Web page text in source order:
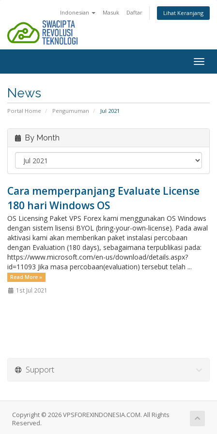
Indonesian Masuk Daftar Lihat Keranjang
News
Portal Home Pengumuman Jul 2021
By Month
Cara memperpanjang Evaluate License
180 hari Windows OS
OS Licensing Paket VPS Forex kami menggunakan OS Windows
dengan sistem lisensi BYOL (bring-your-own-license). Pada awal
aktivasi kami akan memberikan paket instalasi percobaan
dengan Evaluation (180 days), sebagaimana terpublikasi pada:
https://www.microsoft.com/en-us/download/details.aspx?
id=11093 Jika masa percobaan(evaluation) tersebut telah ...
Read More »
1st Jul 2021
Support
Copyright © 2026 VPSFOREXINDONESIA.COM. All Rights
Reserved.